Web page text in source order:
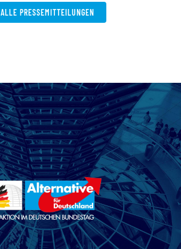
ALLE PRESSEMITTEILUNGEN